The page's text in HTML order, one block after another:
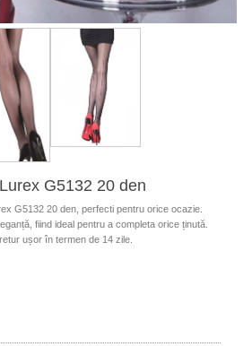
G5132 20 den
G5132 20 den, perfecti pentru orice ocazie.
fiind ideal pentru a completa orice ținută.
ușor în termen de 14 zile.